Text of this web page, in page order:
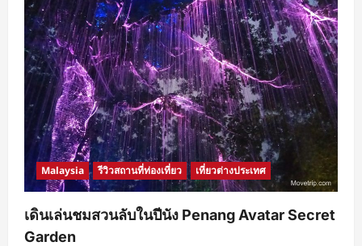
Malaysia รีวิวสถานที่ท่องเที่ยว เที่ยวต่างประเทศ
เดินเล่นชมสวนลับในปีนัง Penang Avatar Secret
Garden